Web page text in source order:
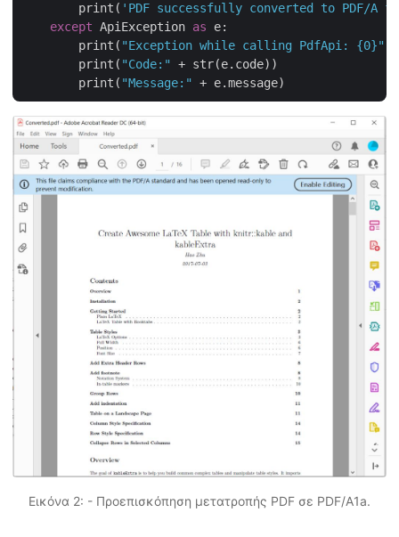
        print(
'PDF successfully converted to PDF/A
except ApiException as e:
        print(
"Exception while calling PdfApi: {0}"
        print(
"Code:"
+ str(e.code))
        print(
"Message:"
Εικόνα 2: - Προεπισκόπηση μετατροπής PDF σε PDF/A1a.